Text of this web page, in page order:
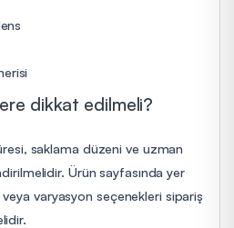
dikkat edilmeli?
saklama düzeni ve uzman
Ürün sayfasında yer
varyasyon seçenekleri sipariş